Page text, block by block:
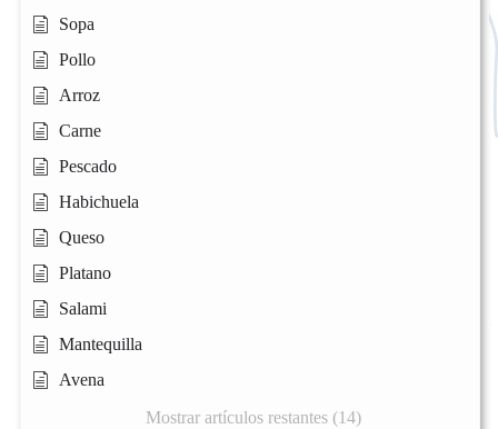
Sopa
Pollo
Arroz
Carne
Pescado
Habichuela
Queso
Platano
Salami
Mantequilla
Avena
Mostrar artículos restantes (14)